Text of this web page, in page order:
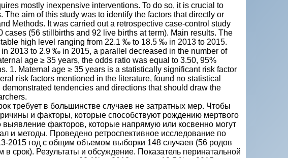
mostly inexpensive interventions. To do so, it is crucial to
aim of this study was to identify the factors that directly or
Methods. It was carried out a retrospective case-control study
(56 stillbirths and 92 live births at term). Main results. The
high level ranging from 22.1 ‰ to 18.5 ‰ in 2013 to 2015.
2013 to 2.9 ‰ in 2015, a parallel decreased in the number of
age ≥ 35 years, the odds ratio was equal to 3.50, 95%
1. Maternal age ≥ 35 years is a statistically significant risk factor
risk factors mentioned in the literature, found no statistical
tendencies and directions that should draw the
требует в большинстве случаев не затратных мер. Чтобы
и факторы, которые способствуют рождению мертвого
факторов, которые напрямую или косвенно могут
и методы. Проведено ретроспективное исследование по
2015 год с общим объемом выборки 148 случаев (56 родов
Результаты и обсуждение. Показатель перинатальной